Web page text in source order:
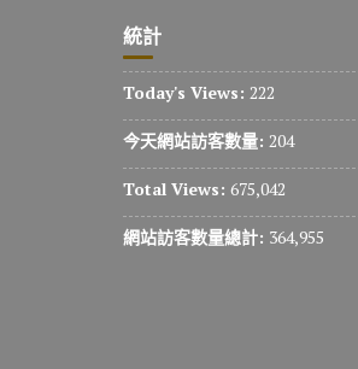
統計
Today's Views: 222
今天網站訪客數量: 204
Total Views: 675,042
網站訪客數量總計: 364,955